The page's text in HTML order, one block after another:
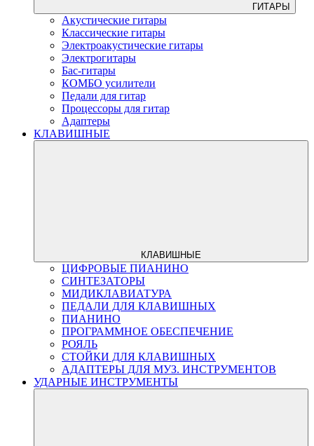
ГИТАРЫ
Акустические гитары
Классические гитары
Электроакустические гитары
Электрогитары
Бас-гитары
КОМБО усилители
Педали для гитар
Процессоры для гитар
Адаптеры
КЛАВИШНЫЕ
КЛАВИШНЫЕ
ЦИФРОВЫЕ ПИАНИНО
СИНТЕЗАТОРЫ
МИДИКЛАВИАТУРА
ПЕДАЛИ ДЛЯ КЛАВИШНЫХ
ПИАНИНО
ПРОГРАММНОЕ ОБЕСПЕЧЕНИЕ
РОЯЛЬ
СТОЙКИ ДЛЯ КЛАВИШНЫХ
АДАПТЕРЫ ДЛЯ МУЗ. ИНСТРУМЕНТОВ
УДАРНЫЕ ИНСТРУМЕНТЫ